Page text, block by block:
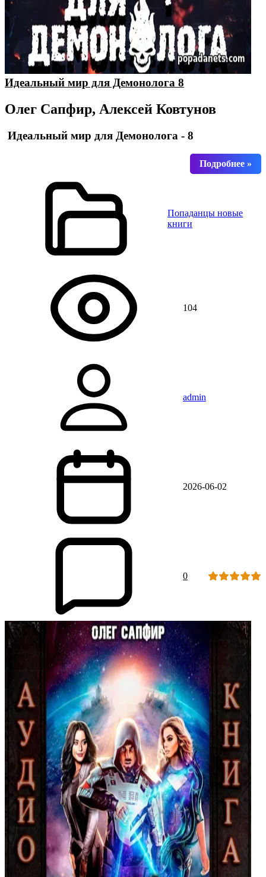
Идеальный мир для Демонолога 8
Олег Сапфир, Алексей Ковтунов
Идеальный мир для Демонолога - 8
Попаданцы новые
книги
104
admin
2026-06-02
0